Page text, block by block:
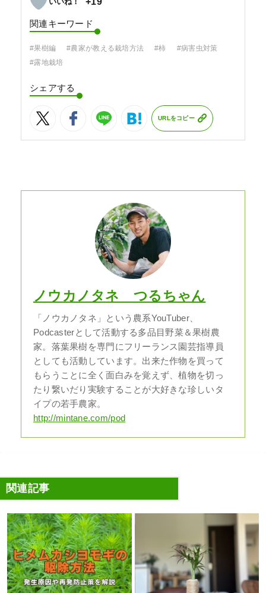
関連キーワード
#果樹編 #農家が教える栽培方法 #柿
#病害虫対策
#露地栽培
シェアする
URLをコピー
ノウカノタネ つるちゃん
「ノウカノタネ」という農系YouTuber、
Podcasterとして活動する多品目野菜＆果樹農
家。落葉果樹を専門にフリーランス園芸指導員
としても活動しています。出来た作物を買って
もらうことに全く面白みを覚えず、植物を切っ
たり繋いだり実験することが大好きな珍しいタ
イプの若手農家。
http://mintane.com/pod
関連記事